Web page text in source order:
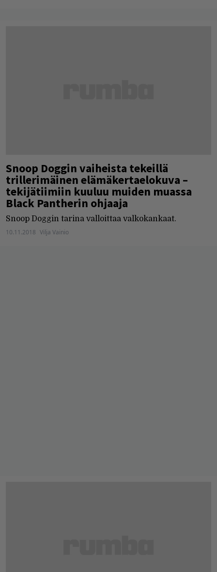
Snoop Doggin vaiheista tekeillä
trillerimäinen elämäkertaelokuva –
tekijätiimiin kuuluu muiden muassa
Black Pantherin ohjaaja
Snoop Doggin tarina valloittaa valkokankaat.
10.11.2018 Vilja Vainio